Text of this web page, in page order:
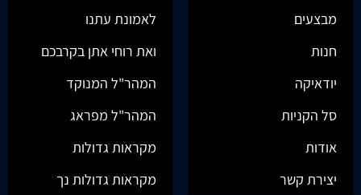
מבצעים
חנות
יודאיקה
סל הקניות
אודות
יצירת קשר
לאמונת עתנו
ואת רוחי אתן בקרבכם
המהר"ל המנוקד
המהר"ל מפראג
מקראות גדולות
מקראות גדולות נך